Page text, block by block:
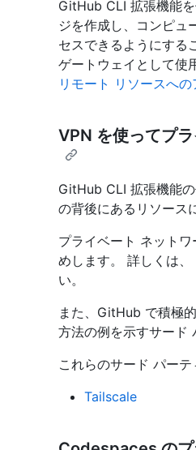
GitHub CLI 拡張機能
ジを作成し、コンピュ
セスできるようにする
ゲートウェイとして使
リモート リソースへの
VPN を使ってプ
GitHub CLI 拡張機能
の背後にあるリソース
プライベート ネットワ
めします。 詳しくは、
い。
また、GitHub で積極
方法の例を示すサード
これらのサード パー
Tailscale